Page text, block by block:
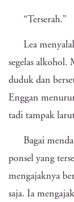
“Terserah.”
Lea
segelas alkohol.
duduk dan
Enggan
tadi tampak
Bagai
ponsel yang
mengajaknya
saja. Ia